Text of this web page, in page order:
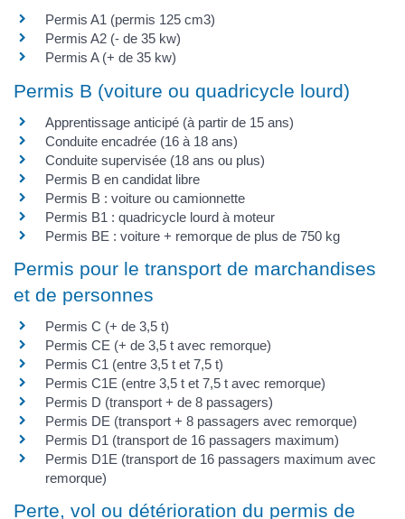
Permis A1 (permis 125 cm3)
Permis A2 (- de 35 kw)
Permis A (+ de 35 kw)
Permis B (voiture ou quadricycle lourd)
Apprentissage anticipé (à partir de 15 ans)
Conduite encadrée (16 à 18 ans)
Conduite supervisée (18 ans ou plus)
Permis B en candidat libre
Permis B : voiture ou camionnette
Permis B1 : quadricycle lourd à moteur
Permis BE : voiture + remorque de plus de 750 kg
Permis pour le transport de marchandises
et de personnes
Permis C (+ de 3,5 t)
Permis CE (+ de 3,5 t avec remorque)
Permis C1 (entre 3,5 t et 7,5 t)
Permis C1E (entre 3,5 t et 7,5 t avec remorque)
Permis D (transport + de 8 passagers)
Permis DE (transport + 8 passagers avec remorque)
Permis D1 (transport de 16 passagers maximum)
Permis D1E (transport de 16 passagers maximum avec
remorque)
Perte, vol ou détérioration du permis de